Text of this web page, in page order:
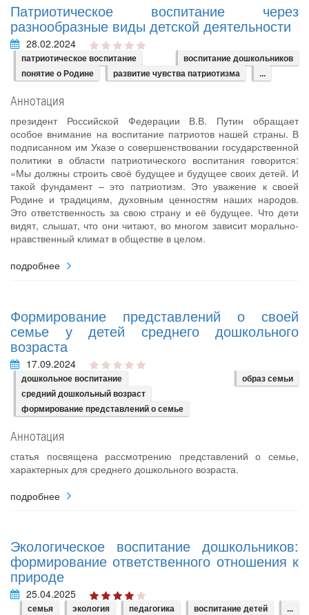
Патриотическое воспитание через
разнообразные виды детской деятельности
28.02.2024
патриотическое воспитание
воспитание дошкольников
понятие о Родине
развитие чувства патриотизма ...
Аннотация
президент Российской Федерации В.В. Путин обращает
особое внимание на воспитание патриотов нашей страны. В
подписанном им Указе о совершенствовании государственной
политики в области патриотического воспитания говорится:
«Мы должны строить своё будущее и будущее своих детей. И
такой фундамент – это патриотизм. Это уважение к своей
Родине и традициям, духовным ценностям наших народов.
Это ответственность за свою страну и её будущее. Что дети
видят, слышат, что они читают, во многом зависит морально-
нравственный климат в обществе в целом.
подробнее
Формирование представлений о своей
семье у детей среднего дошкольного
возраста
17.09.2024
дошкольное воспитание
образ семьи
средний дошкольный возраст
формирование представлений о семье
Аннотация
статья посвящена рассмотрению представлений о семье,
характерных для среднего дошкольного возраста.
подробнее
Экологическое воспитание дошкольников:
формирование ответственного отношения к
природе
25.04.2025
семья экология педагогика воспитание детей ...